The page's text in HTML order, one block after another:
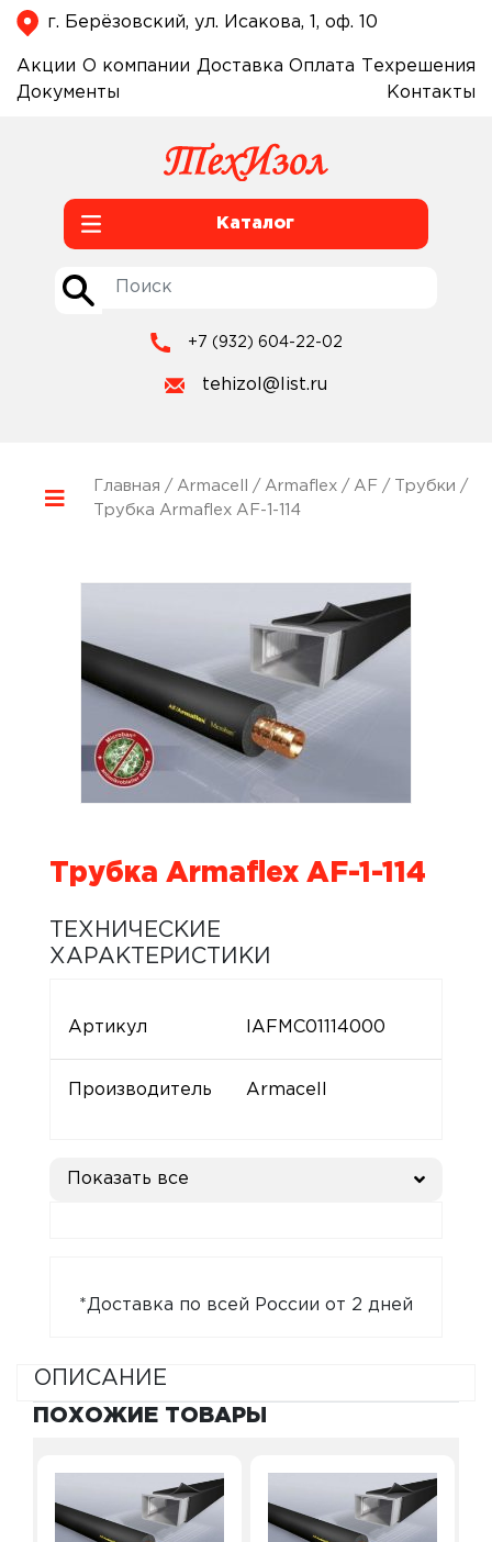
г. Берёзовский, ул. Исакова, 1, оф. 10
Акции О компании Доставка Оплата
Техрешения
Документы
Контакты
Каталог
+7 (932) 604-22-02
tehizol@list.ru
Главная / Armacell / Armaflex/ AF / Трубки /
Трубка Armaflex AF-1-114
Трубка Armaflex AF-1-114
ТЕХНИЧЕСКИЕ
ХАРАКТЕРИСТИКИ
Артикул IAFMC01114000
Производитель Armacell
Показать все
*Доставка по всей России от 2 дней
ОПИСАНИЕ
ПОХОЖИЕ ТОВАРЫ